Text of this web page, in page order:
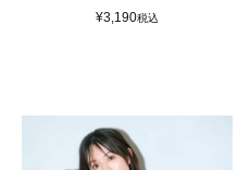
¥3,190税込